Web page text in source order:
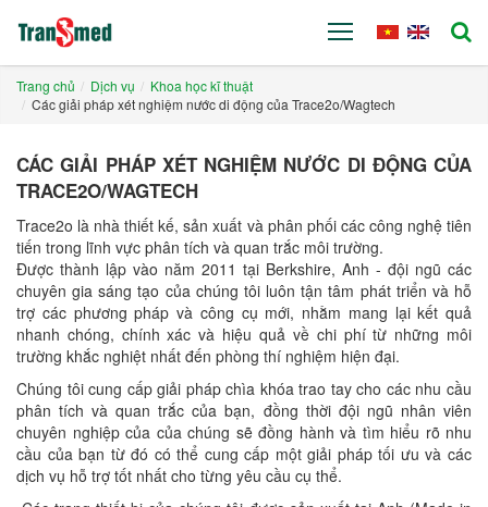
Trang chủ Dịch vụ
Khoa học kĩ thuật
Các giải pháp xét nghiệm nước di động của Trace2o/Wagtech
CÁC GIẢI PHÁP XÉT NGHIỆM NƯỚC DI ĐỘNG CỦA
TRACE2O/WAGTECH
Trace2o là nhà thiết kế, sản xuất và phân phối các công nghệ tiên
tiến trong lĩnh vực phân tích và quan trắc môi trường.
Được thành lập vào năm 2011 tại Berkshire, Anh - đội ngũ các
chuyên gia sáng tạo của chúng tôi luôn tận tâm phát triển và hỗ
trợ các phương pháp và công cụ mới, nhằm mang lại kết quả
nhanh chóng, chính xác và hiệu quả về chi phí từ những môi
trường khắc nghiệt nhất đến phòng thí nghiệm hiện đại.
Chúng tôi cung cấp giải pháp chìa khóa trao tay cho các nhu cầu
phân tích và quan trắc của bạn, đồng thời đội ngũ nhân viên
chuyên nghiệp của của chúng sẽ đồng hành và tìm hiểu rõ nhu
cầu của bạn từ đó có thể cung cấp một giải pháp tối ưu và các
dịch vụ hỗ trợ tốt nhất cho từng yêu cầu cụ thể.